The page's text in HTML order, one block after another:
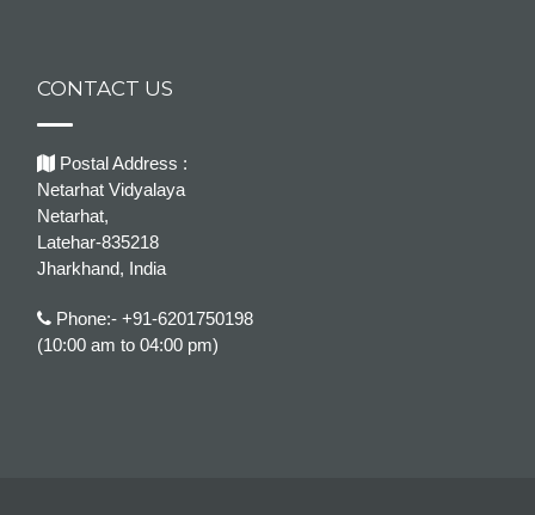
CONTACT US
Postal Address :
Netarhat Vidyalaya
Netarhat,
Latehar-835218
Jharkhand, India
Phone:- +91-6201750198
(10:00 am to 04:00 pm)